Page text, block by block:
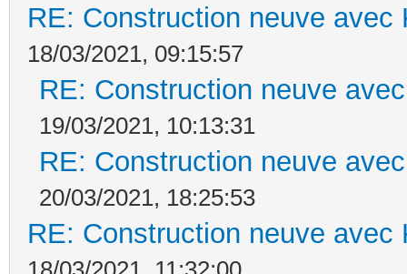
RE: Construction neuve avec
18/03/2021, 09:15:57
RE: Construction neuve
19/03/2021, 10:13:31
RE: Construction neuve
20/03/2021, 18:25:53
RE: Construction neuve avec